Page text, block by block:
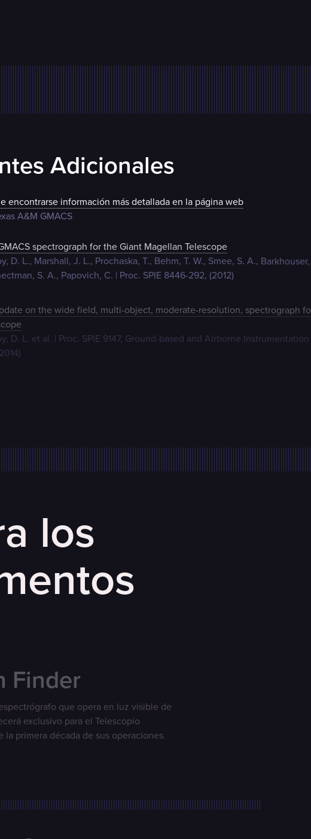
Adicionales
encontrarse información más detallada en la página web
A&M GMACS
spectrograph for the Giant Magellan Telescope
D. L., Marshall, J. L., Prochaska, T., Behm, T. W., Smee, S. A.,
S. A., Papovich, C. | Proc. SPIE 8446-292, (2012)
on the wide field, multi-object, moderate-resolution, spectrograph
D. L. et al. | Proc. SPIE 9147, Ground-based and Airborne
los
Finder
que opera en luz visible de
exclusivo para el Telescopio
la primera década de sus operaciones.